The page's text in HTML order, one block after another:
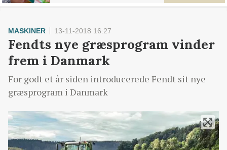
MASKINER 13-11-2018 16:27
Fendts nye græsprogram vinder
frem i Danmark
For godt et år siden introducerede Fendt sit nye
græsprogram i Danmark